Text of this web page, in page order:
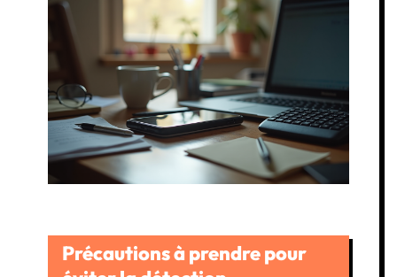
Précautions à prendre pour